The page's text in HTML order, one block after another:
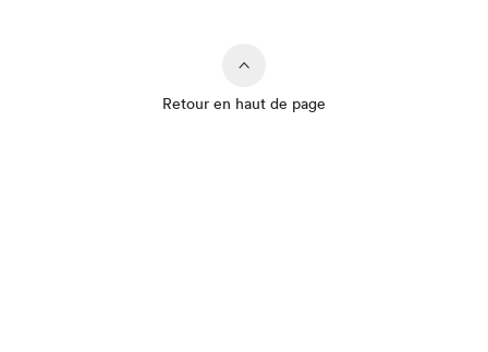
Retour en haut de page